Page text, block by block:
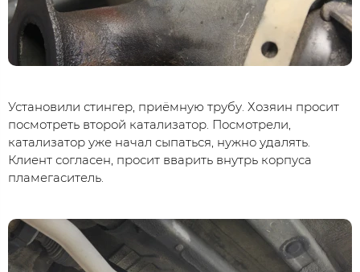
Установили стингер, приёмную трубу. Хозяин просит
посмотреть второй катализатор. Посмотрели,
катализатор уже начал сыпаться, нужно удалять.
Клиент согласен, просит вварить внутрь корпуса
пламегаситель.